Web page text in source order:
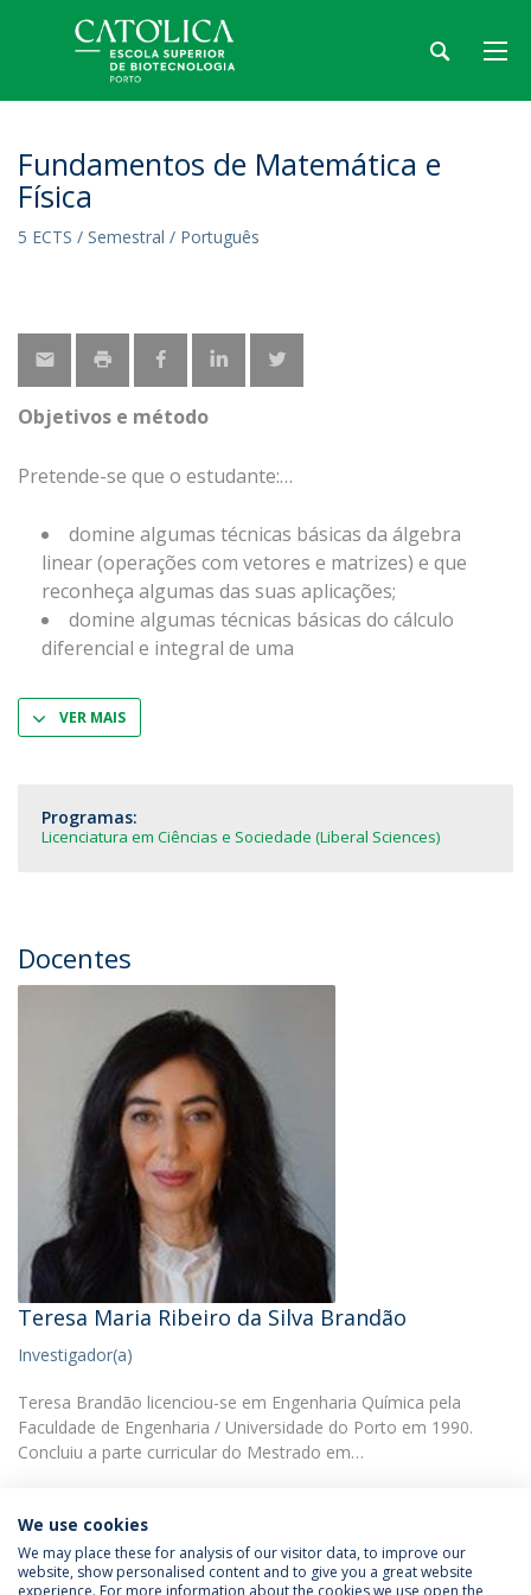
Fundamentos de Matemática e
Física
5 ECTS / Semestral / Português
Objetivos e método
Pretende-se que o estudante:
domine algumas técnicas básicas da álgebra
linear (operações com vetores e matrizes) e que
reconheça algumas das suas aplicações;
domine algumas técnicas básicas do cálculo
diferencial e integral de uma
VER MAIS
Programas:
Licenciatura em Ciências e Sociedade (Liberal Sciences)
Docentes
Teresa Maria Ribeiro da Silva Brandão
Investigador(a)
Teresa Brandão licenciou-se em Engenharia Química pela
Faculdade de Engenharia / Universidade do Porto em 1990.
Concluiu a parte curricular do Mestrado em…
We use cookies
We may place these for analysis of our visitor data, to improve our
website, show personalised content and to give you a great website
experience. For more information about the cookies we use open the